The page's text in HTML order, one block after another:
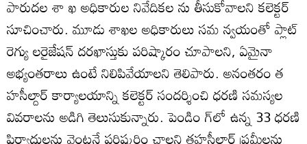
పారుదల శా ఖ అధికారుల నివేదికల ను తీసుకోవాలని కలెక్టర్‌
సూచించారు. మూడు శాఖల అధికారులు సమ న్వయంతో ప్లాట్‌
రెగ్యు లరైజేషన్‌ దరఖాస్తుకు పరిష్కారం చూపాలని, ఏమైనా
అభ్యంతరాలు ఉంటే నిలిపివేయాలని తెలిపారు. అనంతరం త
హసీల్దార్‌ కార్యాలయాన్ని కలెక్టర్‌ సందర్శించి ధరణి సమస్యల
వివరాలను అడిగి తెలుసుకున్నారు. పెండిం గ్‌లో ఉన్న 33 ధరణి